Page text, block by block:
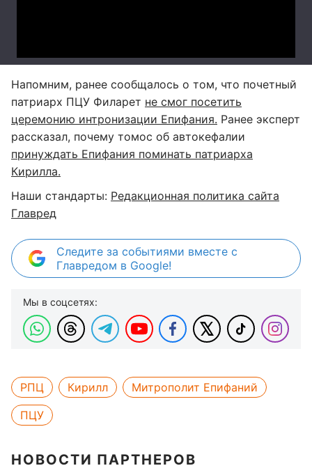
Напомним, ранее сообщалось о том, что почетный
патриарх ПЦУ Филарет не смог посетить
церемонию интронизации Епифания. Ранее эксперт
рассказал, почему томос об автокефалии
принуждать Епифания поминать патриарха
Кирилла.
Наши стандарты: Редакционная политика сайта
Главред
Следите за событиями вместе с
Главредом в Google!
Мы в соцсетях:
РПЦ Кирилл
Митрополит Епифаний
ПЦУ
НОВОСТИ ПАРТНЕРОВ